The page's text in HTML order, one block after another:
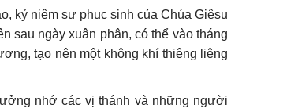
kỷ niệm sự phục sinh của Chúa Giêsu
sau ngày xuân phân, có thể vào tháng
tạo nên một không khí thiêng liêng
nhớ các vị thánh và những người